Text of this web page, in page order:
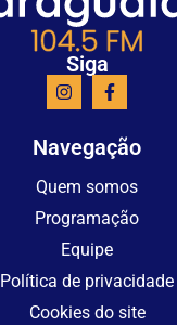
Siga
Navegação
Quem somos
Programação
Equipe
Política de privacidade
Cookies do site